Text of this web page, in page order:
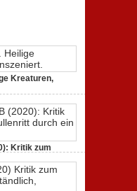
Kreaturen,
Kritik zum